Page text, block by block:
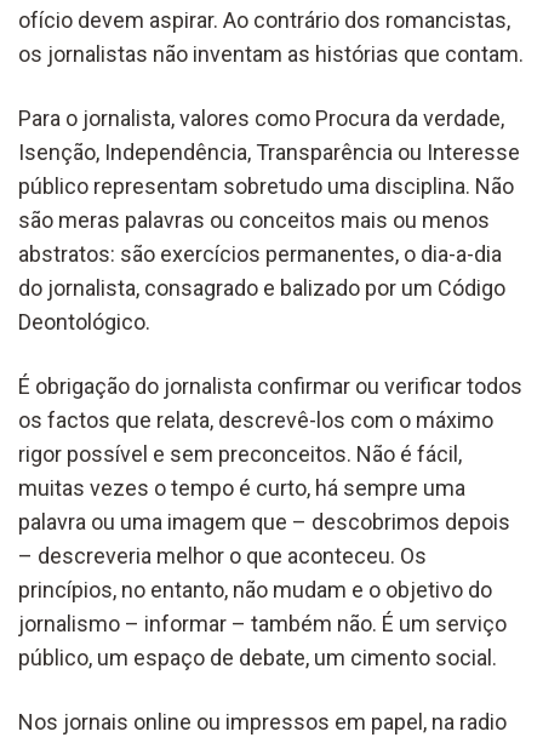
ofício devem aspirar. Ao contrário dos romancistas,
os jornalistas não inventam as histórias que contam.
Para o jornalista, valores como Procura da verdade,
Isenção, Independência, Transparência ou Interesse
público representam sobretudo uma disciplina. Não
são meras palavras ou conceitos mais ou menos
abstratos: são exercícios permanentes, o dia-a-dia
do jornalista, consagrado e balizado por um Código
Deontológico.
É obrigação do jornalista confirmar ou verificar todos
os factos que relata, descrevê-los com o máximo
rigor possível e sem preconceitos. Não é fácil,
muitas vezes o tempo é curto, há sempre uma
palavra ou uma imagem que – descobrimos depois
– descreveria melhor o que aconteceu. Os
princípios, no entanto, não mudam e o objetivo do
jornalismo – informar – também não. É um serviço
público, um espaço de debate, um cimento social.
Nos jornais online ou impressos em papel, na radio